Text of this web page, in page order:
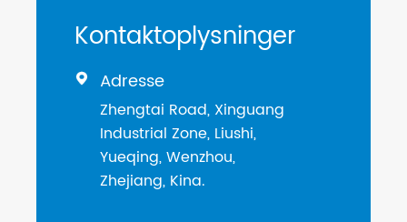
Kontaktoplysninger
 Adresse
Zhengtai Road, Xinguang
Industrial Zone, Liushi,
Yueqing, Wenzhou,
Zhejiang, Kina.